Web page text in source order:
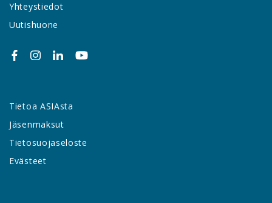
Yhteystiedot
Uutishuone
Tietoa ASIAsta
Jäsenmaksut
Tietosuojaseloste
Evästeet